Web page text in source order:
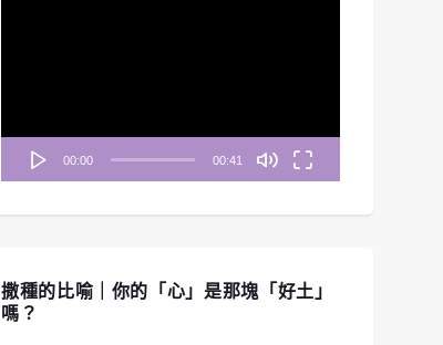
00:00 00:41
撒種的比喻｜你的「心」是那塊「好土」
嗎？